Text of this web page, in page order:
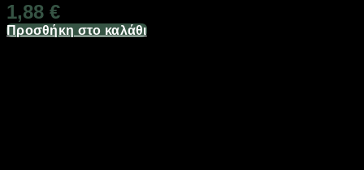
1,88 €
Προσθήκη στο καλάθι